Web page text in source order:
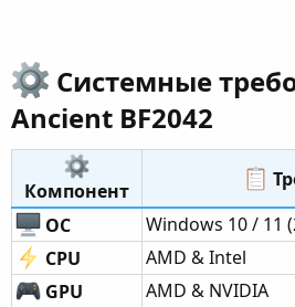
Системные
Ancient BF2042​
Компонент​
ОС
Windows 10 / 11
CPU
AMD & Intel
GPU
AMD & NVIDIA